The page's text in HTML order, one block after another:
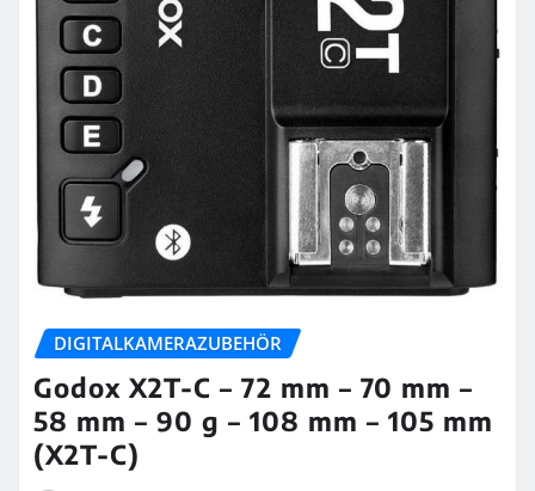
DIGITALKAMERAZUBEHÖR
Godox X2T-C – 72 mm – 70 mm –
58 mm – 90 g – 108 mm – 105 mm
(X2T-C)